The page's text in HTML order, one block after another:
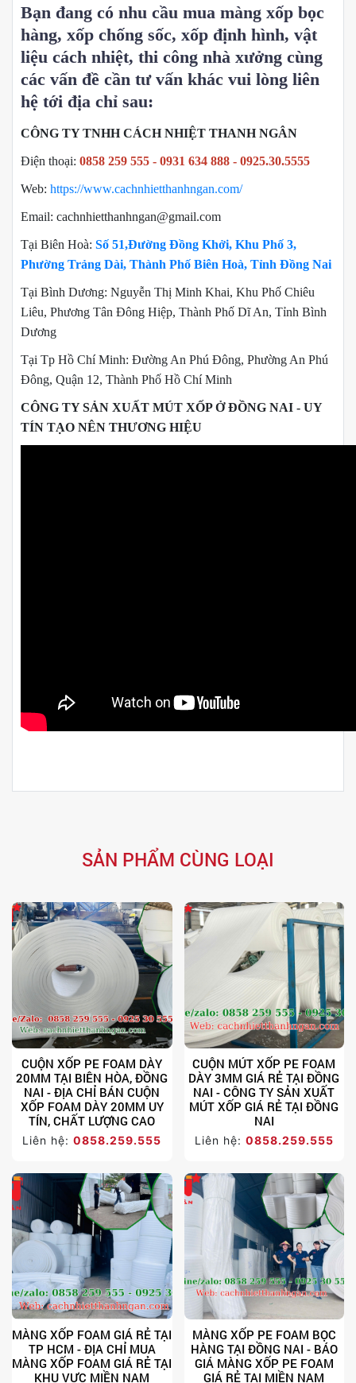
Bạn đang có nhu cầu mua màng xốp bọc
hàng, xốp chống sốc, xốp định hình, vật
liệu cách nhiệt, thi công nhà xưởng cùng
các vấn đề cần tư vấn khác vui lòng liên
hệ tới địa chỉ sau:
CÔNG TY TNHH CÁCH NHIỆT THANH NGÂN
Điện thoại: 0858 259 555 - 0931 634 888 - 0925.30.5555
Web: https://www.cachnhietthanhngan.com/
Email: cachnhietthanhngan@gmail.com
Tại Biên Hoà: Số 51,Đường Đồng Khởi, Khu Phố 3,
Phường Trảng Dài, Thành Phố Biên Hoà, Tỉnh Đồng Nai
Tại Bình Dương: Nguyễn Thị Minh Khai, Khu Phố Chiêu
Liêu, Phương Tân Đông Hiệp, Thành Phố Dĩ An, Tỉnh Bình
Dương
Tại Tp Hồ Chí Minh: Đường An Phú Đông, Phường An Phú
Đông, Quận 12, Thành Phố Hồ Chí Minh
CÔNG TY SẢN XUẤT MÚT XỐP Ở ĐỒNG NAI - UY
TÍN TẠO NÊN THƯƠNG HIỆU
SẢN PHẨM CÙNG LOẠI
CUỘN XỐP PE FOAM DÀY
20MM TẠI BIÊN HÒA, ĐỒNG
NAI - ĐỊA CHỈ BÁN CUỘN
XỐP FOAM DÀY 20MM UY
TÍN, CHẤT LƯỢNG CAO
Liên hệ:0858.259.555
CUỘN MÚT XỐP PE FOAM
DÀY 3MM GIÁ RẺ TẠI ĐỒNG
NAI - CÔNG TY SẢN XUẤT
MÚT XỐP GIÁ RẺ TẠI ĐỒNG
NAI
Liên hệ: 0858.259.555
MÀNG XỐP FOAM GIÁ RẺ TẠI
TP HCM - ĐỊA CHỈ MUA
MÀNG XỐP FOAM GIÁ RẺ TẠI
KHU VỰC MIỀN NAM
MÀNG XỐP PE FOAM BỌC
HÀNG TẠI ĐỒNG NAI - BÁO
GIÁ MÀNG XỐP PE FOAM
GIÁ RẺ TẠI MIỀN NAM